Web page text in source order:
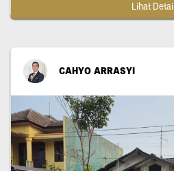
Lihat Detail
CAHYO ARRASYI